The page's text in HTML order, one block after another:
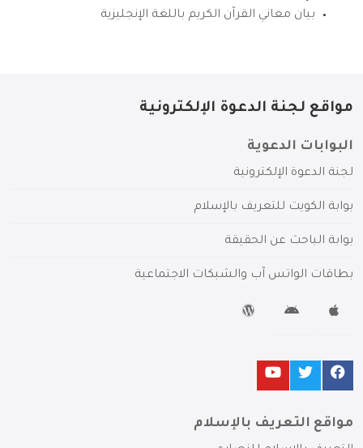
بيان معاني القرآن الكريم باللغة الإنجليزية
مواقع لجنة الدعوة الإلكترونية
البوابات الدعوية
لجنة الدعوة الإلكترونية
بوابة الكويت للتعريف بالإسلام
بوابة الباحث عن الحقيقة
بطاقات الواتس آب والشبكات الاجتماعية
مواقع التعريف بالإسلام